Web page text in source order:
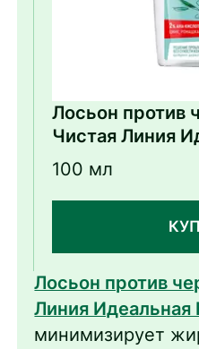
Лосьон против
Чистая Линия
100 мл
Лосьон против
Линия Идеальная
минимизирует